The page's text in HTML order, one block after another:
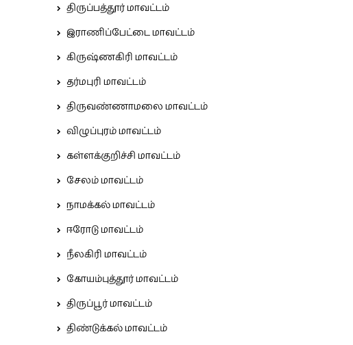
திருப்பத்தூர் மாவட்டம்
இராணிப்பேட்டை மாவட்டம்
கிருஷ்ணகிரி மாவட்டம்
தர்மபுரி மாவட்டம்
திருவண்ணாமலை மாவட்டம்
விழுப்புரம் மாவட்டம்
கள்ளக்குறிச்சி மாவட்டம்
சேலம் மாவட்டம்
நாமக்கல் மாவட்டம்
ஈரோடு மாவட்டம்
நீலகிரி மாவட்டம்
கோயம்புத்தூர் மாவட்டம்
திருப்பூர் மாவட்டம்
திண்டுக்கல் மாவட்டம்